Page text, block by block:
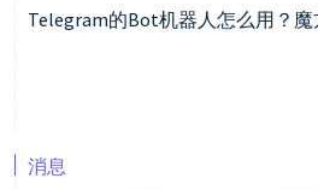
Telegram的Bot机器人怎么用？
消息